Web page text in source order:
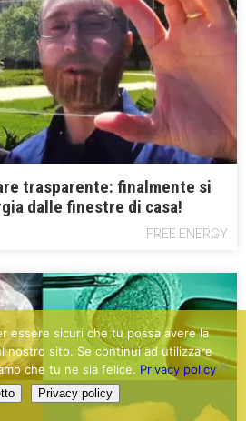
trasparente: finalmente si
dalle finestre di casa!
FREE ENERGY
essere sicuri che tu possa avere la
nostro sito. Se continui ad utilizzare
che tu ne sia felice. Privacy policy
Privacy policy